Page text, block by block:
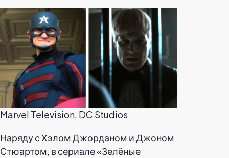
Marvel Television, DC Studios
Наряду с Хэлом Джорданом и Джоном
Стюартом, в сериале «Зелёные